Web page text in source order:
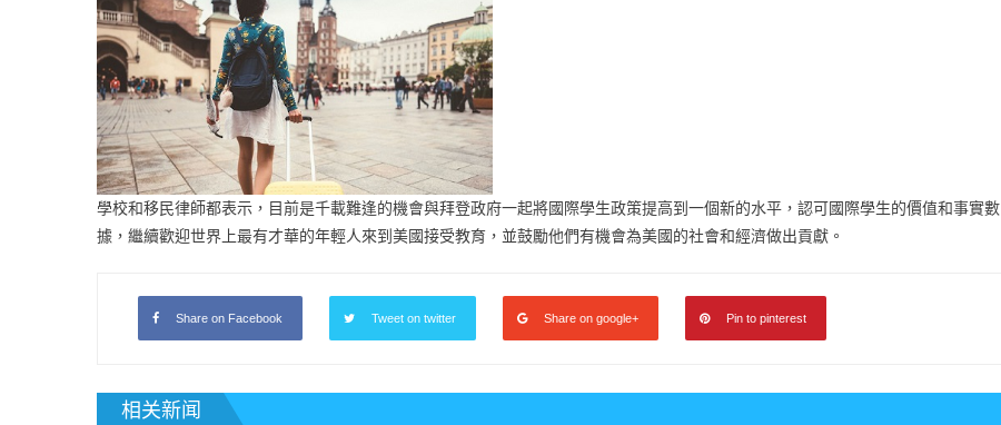
學校和移民律師都表示，目前是千載難逢的機會與拜登政府一起將國際學生政策提高到一個新的水平，認可國際學生的價值和事實數
據，繼續歡迎世界上最有才華的年輕人來到美國接受教育，並鼓勵他們有機會為美國的社會和經濟做出貢獻。
Share on Facebook Tweet on twitter Share on google+ Pin to pinterest
相关新闻